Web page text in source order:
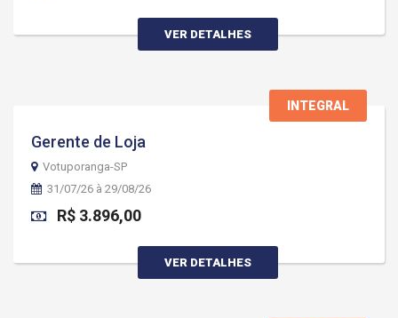
VER DETALHES
INTEGRAL
Gerente de Loja
Votuporanga-SP
31/07/26 à 29/08/26
R$ 3.896,00
VER DETALHES